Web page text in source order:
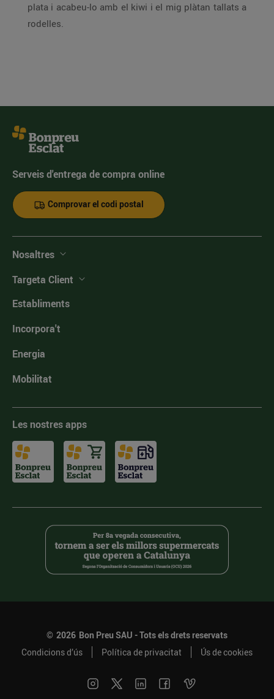
plata i acabeu-lo amb el kiwi i el mig plàtan tallats a
rodelles.
Serveis d'entrega de compra online
Comprovar el codi postal
Nosaltres
Targeta Client
Establiments
Incorpora't
Energia
Mobilitat
Les nostres apps
© 2026 Bon Preu SAU - Tots els drets reservats
Condicions d’ús
Política de privacitat Ús de cookies